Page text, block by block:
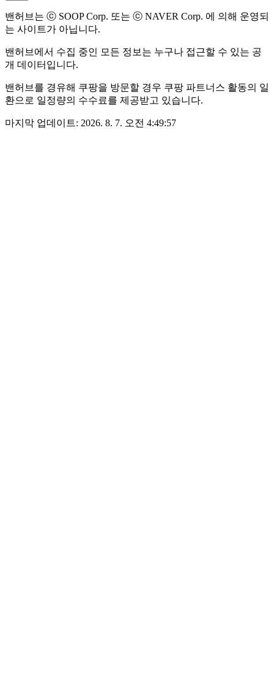
밴허브는 ⓒ SOOP Corp. 또는 ⓒ NAVER Corp. 에 의해 운영되
는 사이트가 아닙니다.
밴허브에서 수집 중인 모든 정보는 누구나 접근할 수 있는 공
개 데이터입니다.
밴허브를 경유해 쿠팡을 방문할 경우 쿠팡 파트너스 활동의 일
환으로 일정량의 수수료를 제공받고 있습니다.
마지막 업데이트: 2026. 8. 7. 오전 4:49:57